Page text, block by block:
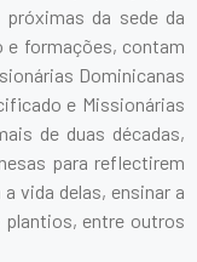
próximas da sede da
e formações, contam
Dominicanas
e Missionárias
de duas décadas,
para reflectirem
vida delas, ensinar a
plantios, entre outros